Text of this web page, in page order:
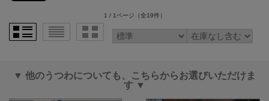
1 / 1ページ （全19件）
▼ 他のうつわについても、こちらからお選びいただけま
す ▼